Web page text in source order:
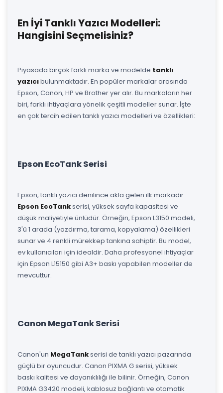
En İyi Tanklı Yazıcı Modelleri:
Hangisini Seçmelisiniz?
Piyasada birçok farklı marka ve modelde tanklı
yazıcıbulunmaktadır. En popüler markalar arasında
Epson, Canon, HP ve Brother yer alır. Bu markaların her
biri, farklı ihtiyaçlara yönelik çeşitli modeller sunar. İşte
en çok tercih edilen tanklı yazıcı modelleri ve özellikleri:
Epson EcoTank Serisi
Epson, tanklı yazıcı denilince akla gelen ilk markadır.
Epson EcoTankserisi, yüksek sayfa kapasitesi ve
düşük maliyetiyle ünlüdür. Örneğin, Epson L3150 modeli,
3'ü 1 arada (yazdırma, tarama, kopyalama) özellikleri
sunar ve 4 renkli mürekkep tankına sahiptir. Bu model,
ev kullanıcıları için idealdir. Daha profesyonel ihtiyaçlar
için Epson L15150 gibi A3+ baskı yapabilen modeller de
mevcuttur.
Canon MegaTank Serisi
Canon'un MegaTankserisi de tanklı yazıcı pazarında
güçlü bir oyuncudur. Canon PIXMA G serisi, yüksek
baskı kalitesi ve dayanıklılığı ile bilinir. Örneğin, Canon
PIXMA G3420 modeli, kablosuz bağlantı ve otomatik